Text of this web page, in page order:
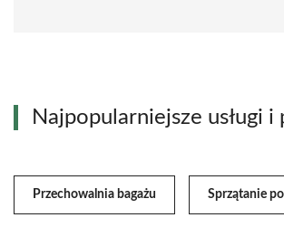
Najpopularniejsze usługi
Przechowalnia bagażu Sprzątanie